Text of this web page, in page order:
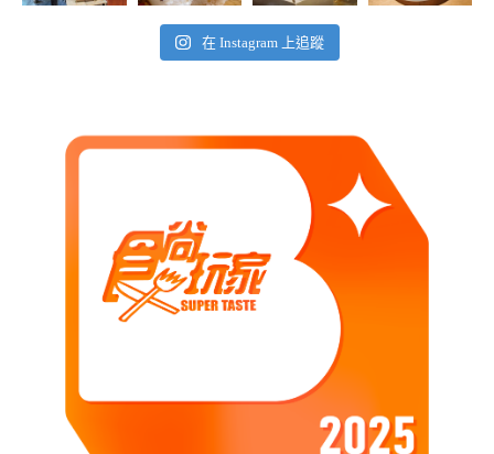
在 Instagram 上追蹤